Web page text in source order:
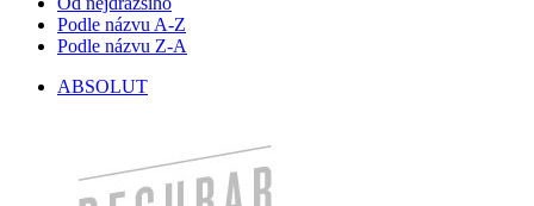
Podle názvu A-Z
Podle názvu Z-A
ABSOLUT